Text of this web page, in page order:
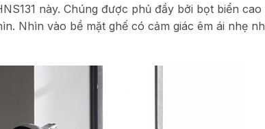
này. Chúng được phủ đầy bởi bọt biển
Nhìn vào bề mặt ghế có cảm giác êm ái nhẹ